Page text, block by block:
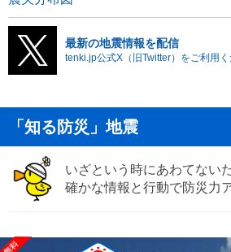
最新の地震情報を配信
tenki.jp公式X（旧Twitter）をご利用く
「知る防災」地震
いざという時にあわてない
確かな情報と行動で防災力